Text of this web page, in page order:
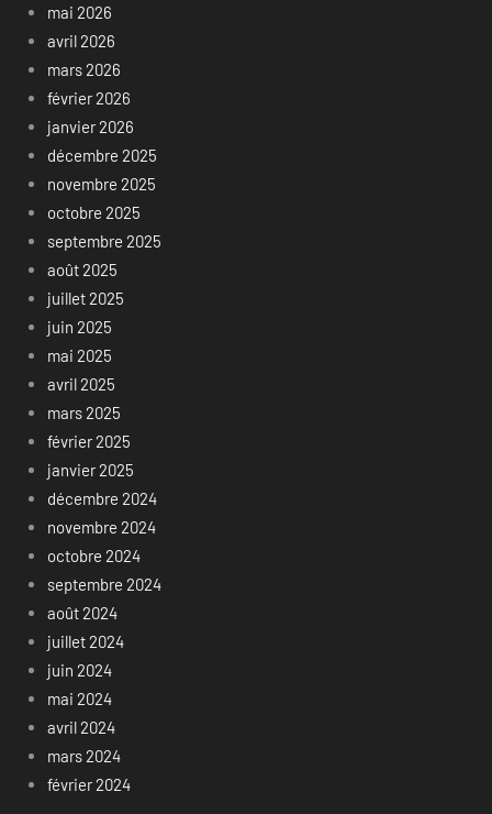
mai 2026
avril 2026
mars 2026
février 2026
janvier 2026
décembre 2025
novembre 2025
octobre 2025
septembre 2025
août 2025
juillet 2025
juin 2025
mai 2025
avril 2025
mars 2025
février 2025
janvier 2025
décembre 2024
novembre 2024
octobre 2024
septembre 2024
août 2024
juillet 2024
juin 2024
mai 2024
avril 2024
mars 2024
février 2024